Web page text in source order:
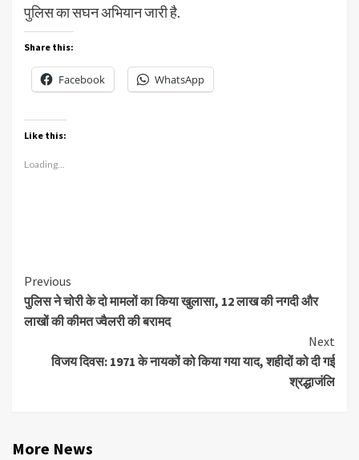
पुलिस का सघन अभियान जारी है.
Share this:
Facebook WhatsApp
Like this:
Loading...
Continue
Reading
Previous
पुलिस ने चोरी के दो मामलों का किया खुलासा, 12 लाख की नगदी और
लाखों की कीमत ज्वैलरी की बरामद
Next
विजय दिवस: 1971 के नायकों को किया गया याद, शहीदों को दी गई
श्रद्धाजंलि
More News